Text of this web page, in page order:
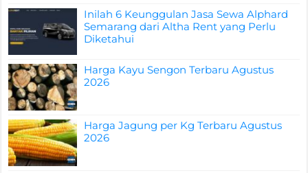
Inilah 6 Keunggulan Jasa Sewa Alphard
Semarang dari Altha Rent yang Perlu
Diketahui
Harga Kayu Sengon Terbaru Agustus
2026
Harga Jagung per Kg Terbaru Agustus
2026